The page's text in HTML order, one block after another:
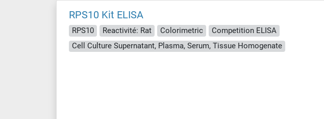
RPS10 Kit ELISA
RPS10 Reactivité: Rat Colorimetric
Competition ELISA
Cell Culture Supernatant, Plasma, Serum, Tissue Homogenate